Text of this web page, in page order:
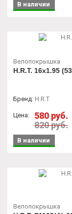
В наличии
Велопокрышка
H.R.T. 16x1.95
Бренд: H.R.T
Цена:
580 руб.
820 руб.
В наличии
Велопокрышка